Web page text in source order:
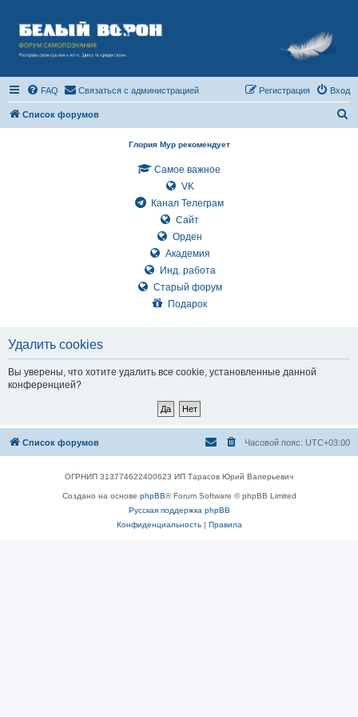
FAQ Связаться с администрацией Вход
Регистрация
Список форумов
Глория Мур рекомендует
Самое важное
VK
Канал Телеграм
Сайт
Орден
Академия
Инд. работа
Старый форум
Подарок
Удалить cookies
Вы уверены, что хотите удалить все cookie, установленные данной
конференцией?
Список форумов Часовой пояс: UTC+03:00
ОГРНИП 313774622400623 ИП Тарасов Юрий Валерьевич
Создано на основе phpBB® Forum Software © phpBB Limited
Русская поддержка phpBB
Конфиденциальность| Правила